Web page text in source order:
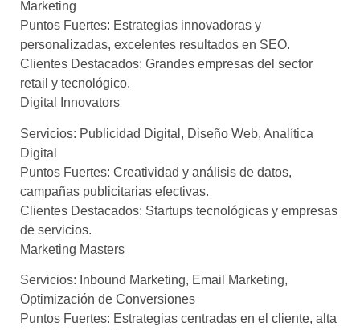
Marketing
Puntos Fuertes: Estrategias innovadoras y
personalizadas, excelentes resultados en SEO.
Clientes Destacados: Grandes empresas del sector
retail y tecnológico.
Digital Innovators
Servicios: Publicidad Digital, Diseño Web, Analítica
Digital
Puntos Fuertes: Creatividad y análisis de datos,
campañas publicitarias efectivas.
Clientes Destacados: Startups tecnológicas y empresas
de servicios.
Marketing Masters
Servicios: Inbound Marketing, Email Marketing,
Optimización de Conversiones
Puntos Fuertes: Estrategias centradas en el cliente, alta